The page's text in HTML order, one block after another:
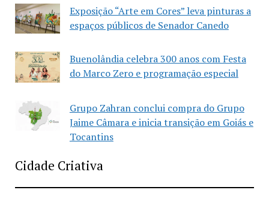
Exposição “Arte em Cores” leva pinturas a
espaços públicos de Senador Canedo
Buenolândia celebra 300 anos com Festa
do Marco Zero e programação especial
Grupo Zahran conclui compra do Grupo
Jaime Câmara e inicia transição em Goiás e
Tocantins
Cidade Criativa